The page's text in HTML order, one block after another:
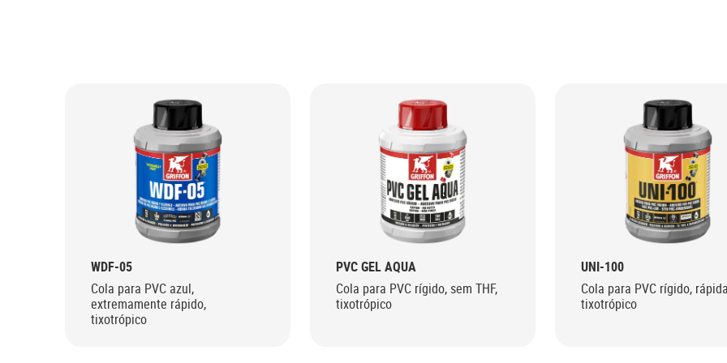
WDF-05
Cola para PVC azul,
extremamente rápido,
tixotrópico
PVC GEL AQUA
Cola para PVC rígido, sem THF,
tixotrópico
UNI-100
Cola para PVC rígido,
tixotrópico